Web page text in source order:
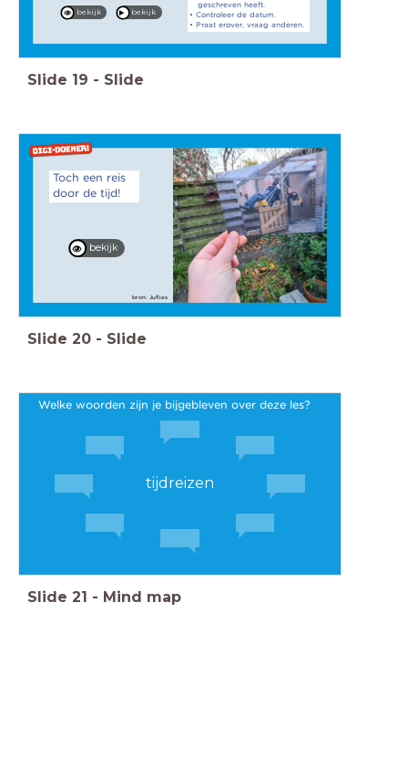
geschreven heeft.
• Controleer de datum.
• Praat erover, vraag anderen.
bekijk bekijk
Slide 19 - Slide
Toch een reis
door de tijd!
bron: Juflies
bekijk
Slide 20 - Slide
Welke woorden zijn je bijgebleven over deze les?
tijdreizen
Slide 21 - Mind map